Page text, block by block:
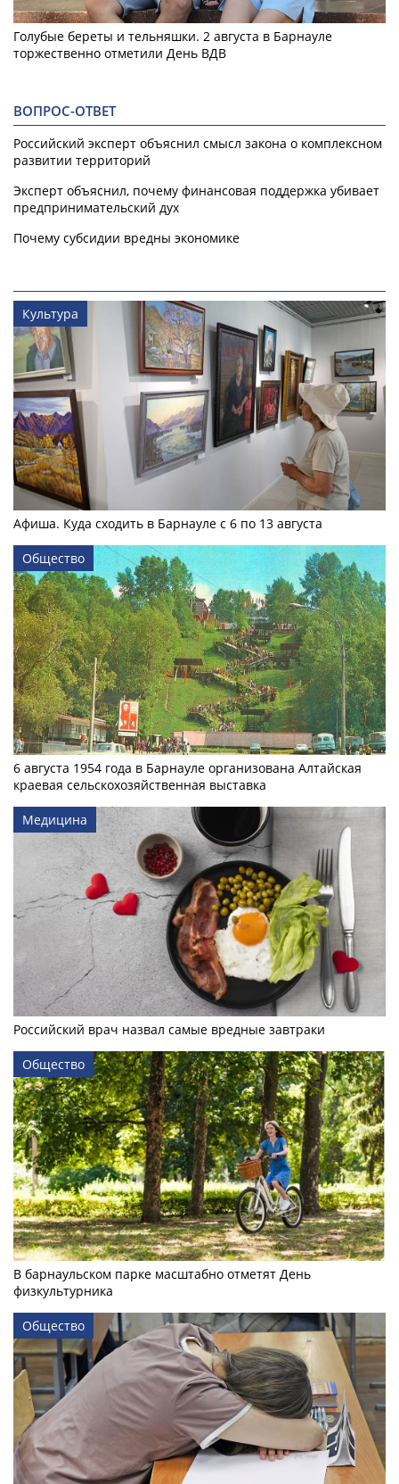
Голубые береты и тельняшки. 2 августа в Барнауле
торжественно отметили День ВДВ
ВОПРОС-ОТВЕТ
Российский эксперт объяснил смысл закона о комплексном
развитии территорий
Эксперт объяснил, почему финансовая поддержка убивает
предпринимательский дух
Почему субсидии вредны экономике
Культура
Афиша. Куда сходить в Барнауле с 6 по 13 августа
Общество
6 августа 1954 года в Барнауле организована Алтайская
краевая сельскохозяйственная выставка
Медицина
Российский врач назвал самые вредные завтраки
Общество
В барнаульском парке масштабно отметят День
физкультурника
Общество